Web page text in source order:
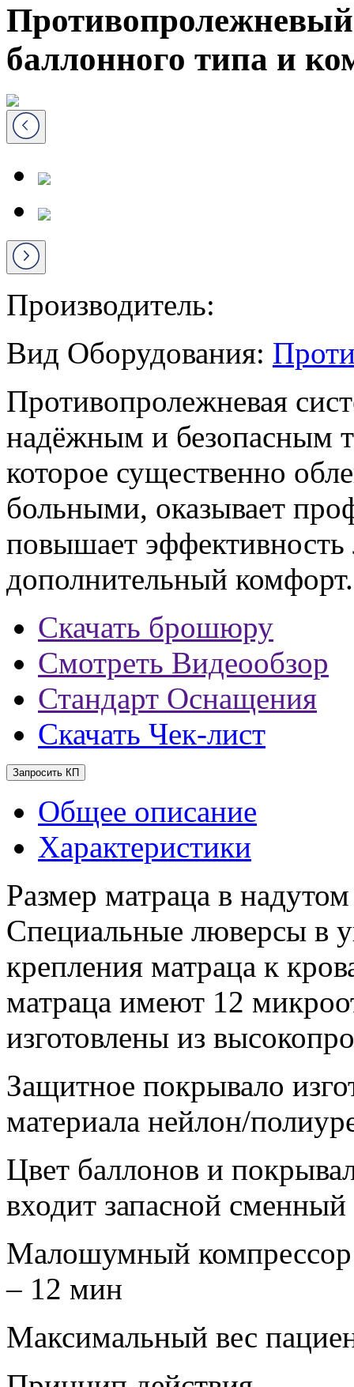
баллонного типа и
Производитель:
Вид Оборудования:
Противопролежневая
надёжным и безопасным
которое существенно
больными, оказывает
повышает эффективность
дополнительный комфорт.
Скачать брошюру
Смотреть Видеообзор
Стандарт Оснащения
Скачать Чек-лист
Запросить КП
Общее описание
Характеристики
Размер матраца в
Специальные люверсы в
крепления матраца к
матраца имеют 12
изготовлены из
Защитное покрывало
материала нейлон/
Цвет баллонов и
входит запасной
Малошумный
– 12 мин
Максимальный вес